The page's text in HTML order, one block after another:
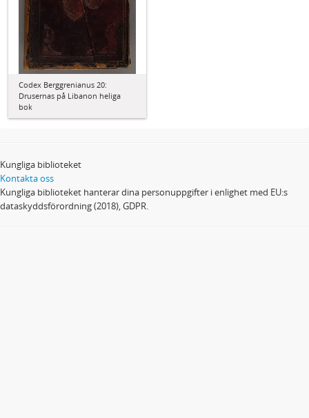
Codex Berggrenianus 20:
Drusernas på Libanon heliga
bok
Kungliga biblioteket
Kontakta oss
Kungliga biblioteket hanterar dina personuppgifter i enlighet med EU:s
dataskyddsförordning (2018), GDPR.